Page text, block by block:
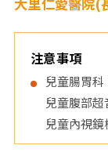
-
仁
愛
醫
注意事項
兒童腸胃
兒童腹部
兒童內視